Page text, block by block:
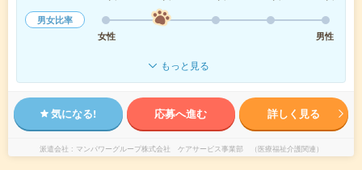
男女比率
女性
男性
もっと見る
気になる! 応募へ進む 詳しく見る
派遣会社 マンパワーグループ株式会社 ケアサービス事業部 （医療福祉介護関連）